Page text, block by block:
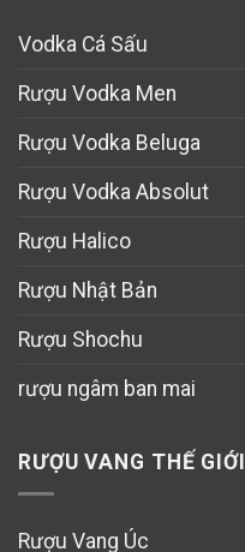
Vodka Cá Sấu
Rượu Vodka Men
Rượu Vodka Beluga
Rượu Vodka Absolut
Rượu Halico
Rượu Nhật Bản
Rượu Shochu
rượu ngâm ban mai
RƯỢU VANG THẾ GIỚI
Rượu Vang Úc